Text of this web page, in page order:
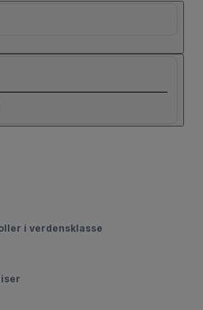
i verdensklasse